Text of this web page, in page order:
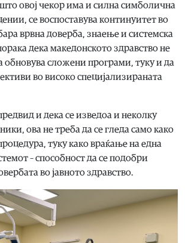
овој чекор има и силна симболична
се воспоставува континуитет во
врвна доверба, знаење и системска
дека македонското здравство не
сложени програми, туку и да
во високо специјализираната
и дека се изведоа и неколку
ова не треба да се гледа само како
туку како враќање на една
– способност да се подобри
во јавното здравство.